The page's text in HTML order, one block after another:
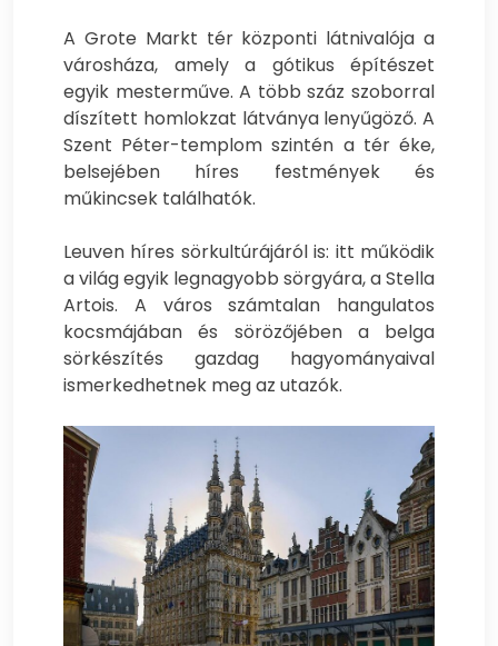
A Grote Markt tér központi látnivalója a
városháza, amely a gótikus építészet
egyik mesterműve. A több száz szoborral
díszített homlokzat látványa lenyűgöző. A
Szent Péter-templom szintén a tér éke,
belsejében híres festmények és
műkincsek találhatók.
Leuven híres sörkultúrájáról is: itt működik
a világ egyik legnagyobb sörgyára, a Stella
Artois. A város számtalan hangulatos
kocsmájában és sörözőjében a belga
sörkészítés gazdag hagyományaival
ismerkedhetnek meg az utazók.